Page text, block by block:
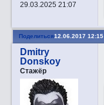
29.03.2025 21:07
Поделиться12.06.2017 12:15
Dmitry
Donskoy
Стажёр